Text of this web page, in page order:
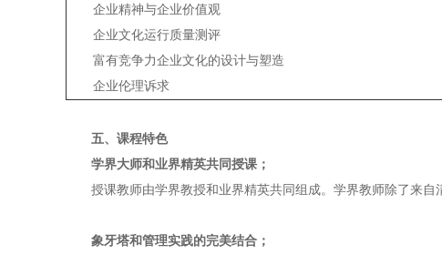
企业精神与企业价值观
企业文化运行质量测评
富有竞争力企业文化的设计与塑造
企业伦理诉求
五、课程特色
学界大师和业界精英共同授课；
授课教师由学界教授和业界精英共同组成。学界教师除了来
象牙塔和管理实践的完美结合；